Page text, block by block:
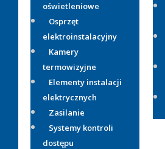
oświetleniowe
Osprzęt
elektroinstalacyjny
Kamery
termowizyjne
Elementy instalacji
elektrycznych
Zasilanie
Systemy kontroli
dostępu